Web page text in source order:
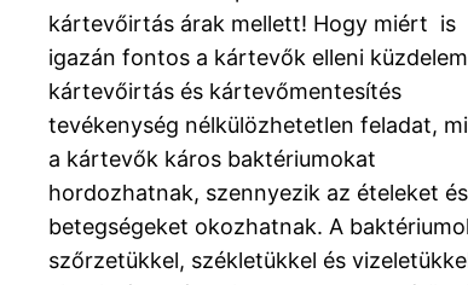
kártevőirtás árak mellett! Hogy miért is
igazán fontos a kártevők elleni
kártevőirtás és kártevőmentesítés
tevékenység nélkülözhetetlen feladat,
a kártevők káros baktériumokat
hordozhatnak, szennyezik az ételeket és
betegségeket okozhatnak. A
szőrzetükkel, székletükkel és